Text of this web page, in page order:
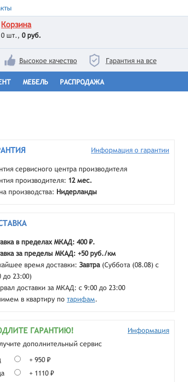
Корзина
0 шт.,0 руб.
Высокое качество Гарантия на все
МЕБЕЛЬ РАСПРОДАЖА
Информация о гарантии
сервисного центра производителя
производителя: 12 мес.
производства: Нидерланды
в пределах МКАД: 400 ₽.
за пределы МКАД: +50 руб./км
время доставки: Завтра (Суббота (08.08) с
до 23:00)
доставки за МКАД: с 9:00 до 23:00
в квартиру по тарифам.
ГАРАНТИЮ!
дополнительный сервис
Информация
+ 950 ₽
+ 1110 ₽